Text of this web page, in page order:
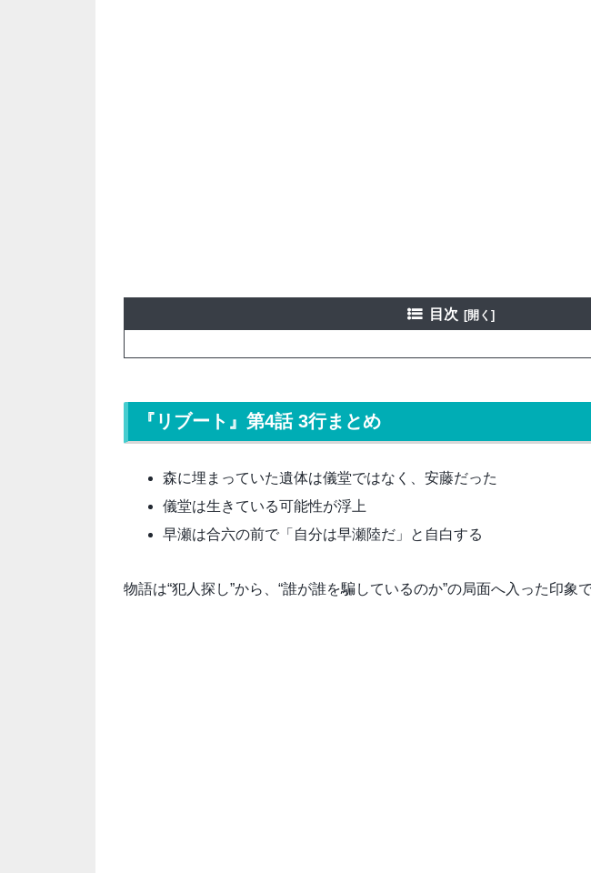
目次
『リブート』第4話 3行まとめ
森に埋まっていた遺体は儀堂ではなく、安藤だった
儀堂は生きている可能性が浮上
早瀬は合六の前で「自分は早瀬陸だ」と自白する
物語は“犯人探し”から、“誰が誰を騙しているのか”の局面へ入った印象で